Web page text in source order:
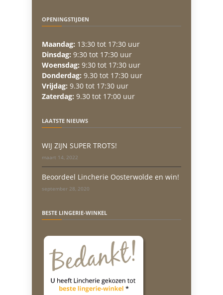
OPENINGSTIJDEN
Maandag: 13:30 tot 17:30 uur
Dinsdag: 9:30 tot 17:30 uur
Woensdag: 9:30 tot 17:30 uur
Donderdag: 9.30 tot 17:30 uur
Vrijdag: 9.30 tot 17:30 uur
Zaterdag: 9.30 tot 17:00 uur
LAATSTE NIEUWS
WIJ ZIJN SUPER TROTS!
maart 14, 2022
Beoordeel Lincherie Oosterwolde en win!
september 28, 2020
BESTE LINGERIE-WINKEL